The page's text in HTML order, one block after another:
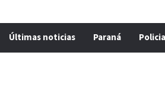
Últimas noticias Paraná